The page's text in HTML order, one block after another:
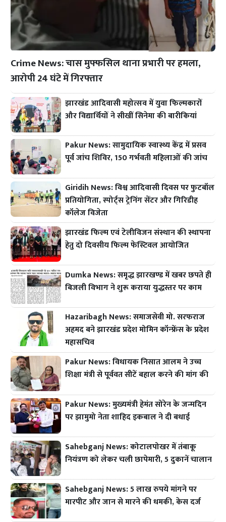
Crime News: चास मुफ्फसिल थाना प्रभारी पर हमला,
आरोपी 24 घंटे में गिरफ्तार
झारखंड आदिवासी महोत्सव में युवा फिल्मकारों
और विद्यार्थियों ने सीखीं सिनेमा की बारीकियां
Pakur News: सामुदायिक स्वास्थ्य केंद्र में प्रसव
पूर्व जांच शिविर, 150 गर्भवती महिलाओं की जांच
Giridih News: विश्व आदिवासी दिवस पर फुटबॉल
प्रतियोगिता, स्पोर्ट्स ट्रेनिंग सेंटर और गिरिडीह
कॉलेज विजेता
झारखंड फिल्म एवं टेलीविजन संस्थान की स्थापना
हेतु दो दिवसीय फिल्म फेस्टिवल आयोजित
Dumka News: समृद्ध झारखण्ड में खबर छपते ही
बिजली विभाग ने शुरू कराया युद्धस्तर पर काम
Hazaribagh News: समाजसेवी मो. सरफराज
अहमद बने झारखंड प्रदेश मोमिन कॉन्फ्रेंस के प्रदेश
महासचिव
Pakur News: विधायक निसात आलम ने उच्च
शिक्षा मंत्री से पूर्ववत सीटें बहाल करने की मांग की
Pakur News: मुख्यमंत्री हेमंत सोरेन के जन्मदिन
पर झामुमो नेता शाहिद इकबाल ने दी बधाई
Sahebganj News: कोटालपोखर में तंबाकू
नियंत्रण को लेकर चली छापेमारी, 5 दुकानें चालान
Sahebganj News: 5 लाख रुपये मांगने पर
मारपीट और जान से मारने की धमकी, केस दर्ज